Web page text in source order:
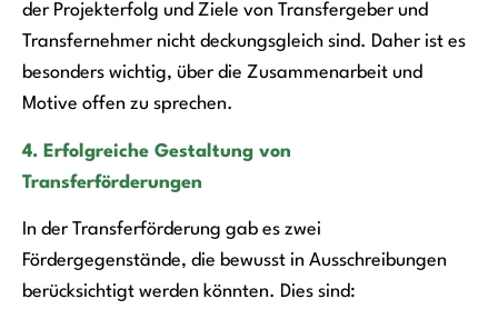
der Projekterfolg und Ziele von Transfergeber und
Transfernehmer nicht deckungsgleich sind. Daher ist es
besonders wichtig, über die Zusammenarbeit und
Motive offen zu sprechen.
4. Erfolgreiche Gestaltung von
Transferförderungen
In der Transferförderung gab es zwei
Fördergegenstände, die bewusst in Ausschreibungen
berücksichtigt werden könnten. Dies sind: